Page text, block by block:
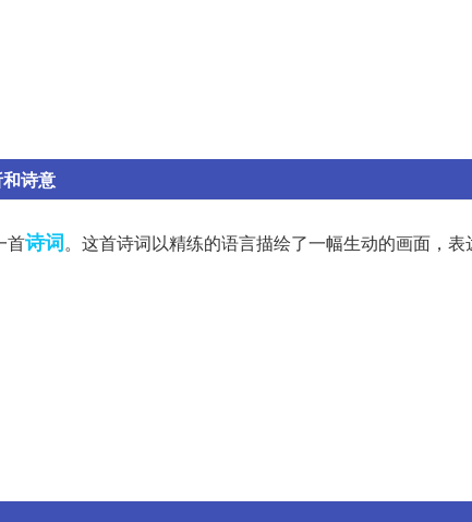
和诗意
首诗词。这首诗词以精练的语言描绘了一幅生动的画面，表